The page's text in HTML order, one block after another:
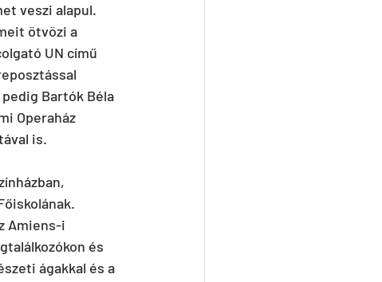
veszi alapul.
ötvözi a
UN című
Bartók Béla
Operaház
is.
Amiens-i
és
ágakkal és a